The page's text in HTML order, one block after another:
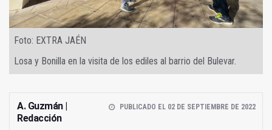
Foto: EXTRA JAÉN
Losa y Bonilla en la visita de los ediles al barrio del Bulevar.
A. Guzmán |
Redacción
PUBLICADO EL 02 DE SEPTIEMBRE DE 2022